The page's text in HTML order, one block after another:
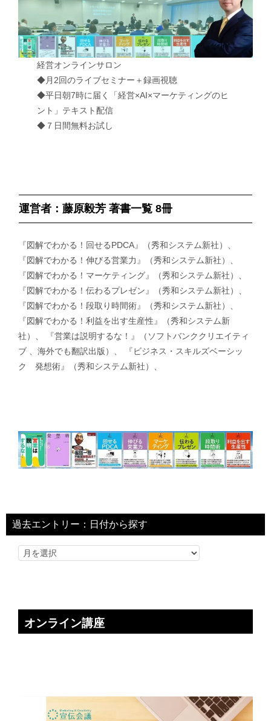
経営オンラインサロン
◆月2回のライブセミナー＋録画視聴
◆平日朝7時に届く「経営×AI×マーケティングのヒ
ント」テキスト配信
◆７日間無料お試し
運営者：藤原毅芳 著書一覧 8冊
『図解でわかる！回せるPDCA』（秀和システム新社）、
『図解でわかる！伸びる営業力』（秀和システム新社）、
『図解でわかる！マーケティング』（秀和システム新社）、
『図解でわかる！伝わるプレゼン』（秀和システム新社）、
『図解でわかる！段取り時間術』（秀和システム新社）、
『図解でわかる！利益を出す生産性』（秀和システム新
社）、 『営業は説明するな！』（ソフトバンククリエイティ
ブ 、海外でも翻訳出版）、 『ビジネス・スキルズベーシッ
ク 発想術』（秀和システム新社）、
過去エントリー：日付から探す
オンライン講座